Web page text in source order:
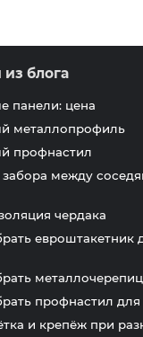
из блога
панели: цена
металлопрофиль
профнастил
между
чердака
евроштакетник
профнастил
и крепёж при